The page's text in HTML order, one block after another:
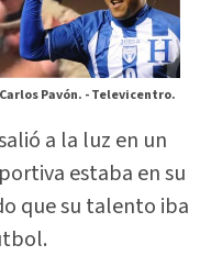
Pavón. -Televicentro.
a la luz en un
estaba en su
que su talento iba